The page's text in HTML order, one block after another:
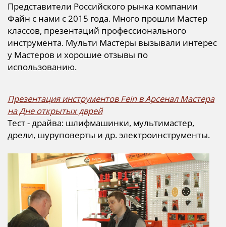
Представители Российского рынка компании
Файн с нами с 2015 года. Много прошли Мастер
классов, презентаций профессионального
инструмента. Мульти Мастеры вызывали интерес
у Мастеров и хорошие отзывы по
использованию.
Презентация инструментов Feinв Арсенал Мастера
на Дне открытых дврей
Тест - драйва: шлифмашинки, мультимастер,
дрели, шуруповерты и др. электроинструменты.